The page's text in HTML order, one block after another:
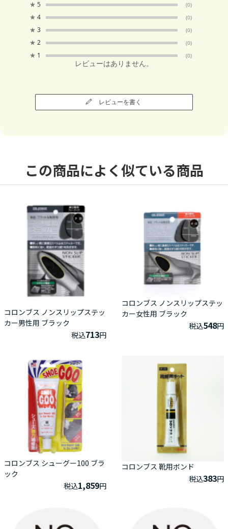
★ 5 (0)
★ 4 (0)
★ 3 (0)
★ 2 (0)
★ 1 (0)
レビューはありません。
レビューを書く
この商品によく似ている商品
コロンブス ノンスリップステッ
カー男性用 ブラック
税込713円
コロンブス ノンスリップステッ
カー女性用 ブラック
税込548円
コロンブス シューグー100 ブラ
ック
税込1,859円
コロンブス 靴用ボンド
税込383円